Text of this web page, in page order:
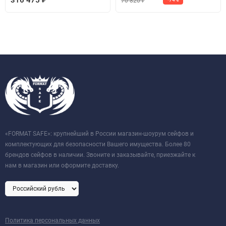
«FORMAT SAFE»: крупнейший в России магазин-шоурум сейфов и
комплектующих для безопасности Вашего имущества. Более 80
брендов сейфов в наличии. Звоните и заказывайте, приезжайте к
нам в магазин или оформите доставку.
Политика персональных данных